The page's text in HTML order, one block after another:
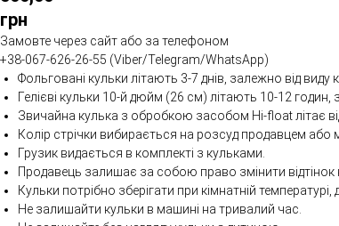
грн
Замовте через сайт або за телефоном
+38-067-626-26-55 (Viber/Telegram/WhatsApp)
Фольговані кульки літають 3-7 днів, залежно від виду
Гелієві кульки 10-й дюйм (26 см) літають 10-12 годин,
Звичайна кулька з обробкою засобом Hi-float літає
Колір стрічки вибирається на розсуд продавцем
Грузик видається в комплекті з кульками.
Продавець залишає за собою право змінити відтінок
Кульки потрібно зберігати при кімнатній температурі,
Не залишайти кульки в машині на тривалий час.